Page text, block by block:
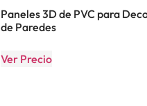
Paneles 3D de PVC para
de Paredes
Ver Precio